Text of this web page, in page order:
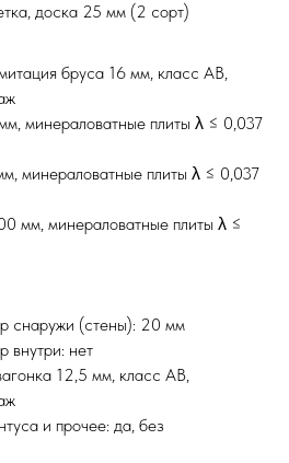
доска 25 мм (2 сорт)
бруса 16 мм, класс АВ,
минераловатные плиты λ ≤ 0,037
минераловатные плиты λ ≤ 0,037
мм, минераловатные плиты λ ≤
снаружи (стены): 20 мм
внутри: нет
12,5 мм, класс АВ,
и прочее: да, без